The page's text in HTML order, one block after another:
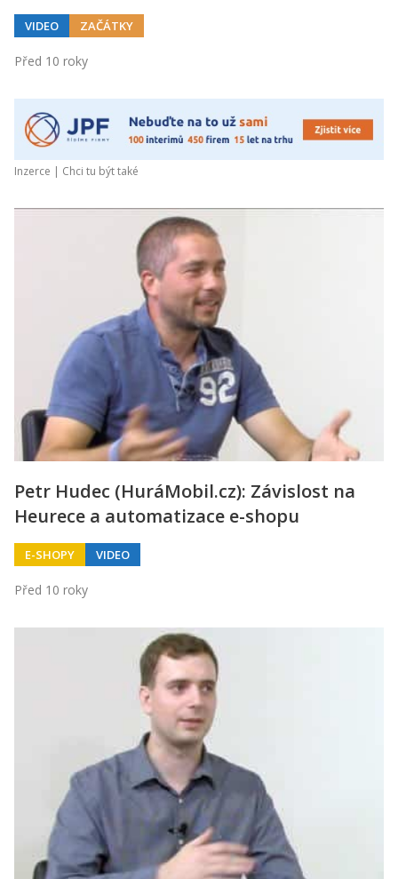
VIDEO ZAČÁTKY
Před 10 roky
Inzerce | Chci tu být také
Petr Hudec (HuráMobil.cz): Závislost na
Heurece a automatizace e-shopu
E-SHOPY VIDEO
Před 10 roky